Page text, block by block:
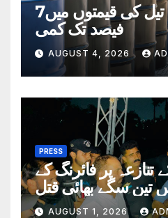
عالمی منڈی میں تیل کی قیمتوں میں7
فیصد تک کمی
AUGUST 4, 2026
PRESS
پر فائرنگ کے
تین سگے بھائی قتل
AUGUST 1, 2026